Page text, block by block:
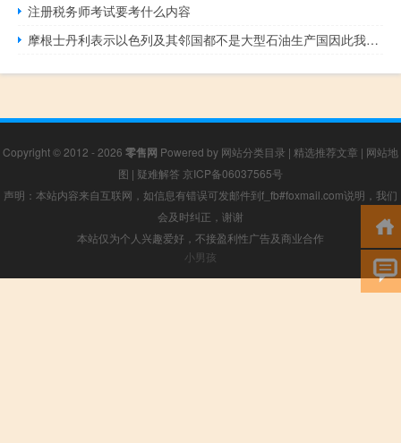
注册税务师考试要考什么内容
摩根士丹利表示以色列及其邻国都不是大型石油生产国因此我们认为石油供应面临的短期风险有限
Copyright © 2012 - 2026 零售网 Powered by 网站分类目录 | 精选推荐文章 | 网站地
图 | 疑难解答 京ICP备06037565号
声明：本站内容来自互联网，如信息有错误可发邮件到f_fb#foxmail.com说明，我们
会及时纠正，谢谢
本站仅为个人兴趣爱好，不接盈利性广告及商业合作
小男孩